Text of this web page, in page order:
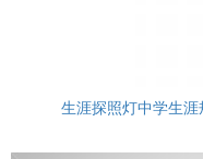
生涯探照灯中学生涯